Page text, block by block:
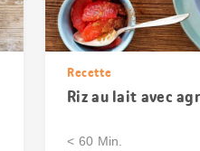
Recette
Riz au lait avec
< 60 Min.